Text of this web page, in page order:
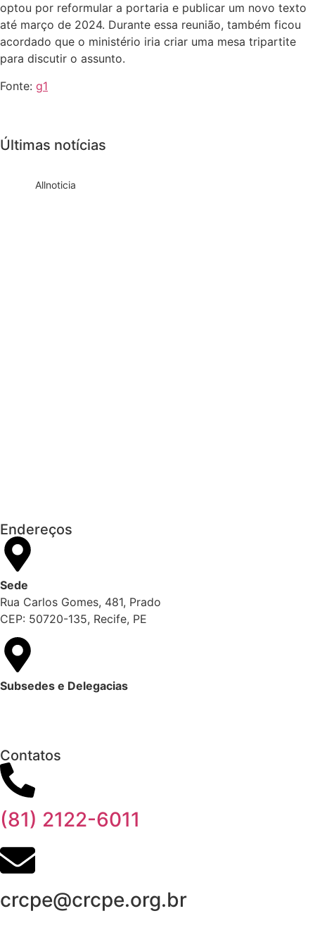
optou por reformular a portaria e publicar um novo texto
até março de 2024. Durante essa reunião, também ficou
acordado que o ministério iria criar uma mesa tripartite
para discutir o assunto.
Fonte: g1
Últimas notícias
Allnoticia
Endereços
Sede
Rua Carlos Gomes, 481, Prado
CEP: 50720-135, Recife, PE
Subsedes e Delegacias
Contatos
(81) 2122-6011
crcpe@crcpe.org.br